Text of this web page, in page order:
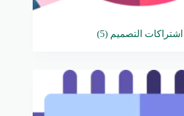
اشتراكات التصميم(5)